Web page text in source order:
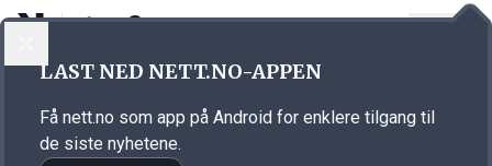
Annonsørinnhold
LAST NED NETT.NO-APPEN
Få nett.no som app på Android for enklere tilgang til
de siste nyhetene.